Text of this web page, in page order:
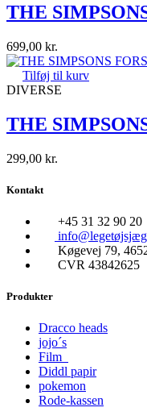
THE
699,00 kr.
Tilføj til kurv
DIVERSE
THE
299,00 kr.
Kontakt
+45 31 32 90 20
Køgevej 79,
CVR 43842625
Produkter
Dracco heads
jojo´s
Film
Diddl papir
pokemon
Rode-kassen